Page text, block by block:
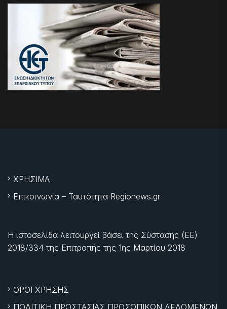
ΧΡΗΣΙΜΑ
Επικοινωνία – Ταυτότητα Regionews.gr
Η ιστοσελίδα λειτουργεί βάσει της Σύστασης (ΕΕ)
2018/334 της Επιτροπής της 1ης Μαρτίου 2018
ΟΡΟΙ ΧΡΗΣΗΣ
ΠΟΛΙΤΙΚΗ ΠΡΟΣΤΑΣΙΑΣ ΠΡΟΣΩΠΙΚΩΝ ΔΕΔΟΜΕΝΩΝ